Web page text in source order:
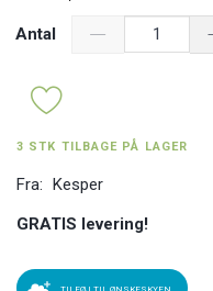
Antal
3 STK TILBAGE PÅ LAGER
Fra: Kesper
GRATIS levering!